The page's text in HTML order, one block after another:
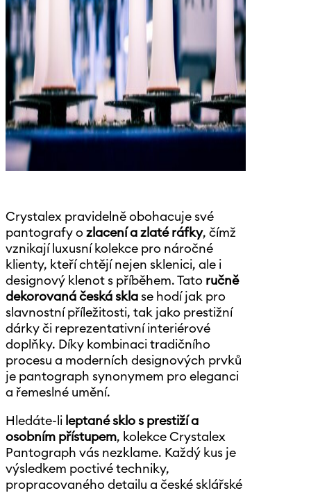
Crystalex pravidelně obohacuje své
pantografy o zlacení a zlaté ráfky, čímž
vznikají luxusní kolekce pro náročné
klienty, kteří chtějí nejen sklenici, ale i
designový klenot s příběhem. Tato ručně
dekorovaná česká skla se hodí jak pro
slavnostní příležitosti, tak jako prestižní
dárky či reprezentativní interiérové
doplňky. Díky kombinaci tradičního
procesu a moderních designových prvků
je pantograph synonymem pro eleganci
a řemeslné umění.
Hledáte-li leptané sklo s prestiží a
osobním přístupem, kolekce Crystalex
Pantograph vás nezklame. Každý kus je
výsledkem poctivé techniky,
propracovaného detailu a české sklářské